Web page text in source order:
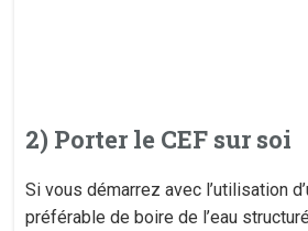
2) Porter le CEF sur soi
Si vous démarrez avec l’utilisation
préférable de boire de l’eau